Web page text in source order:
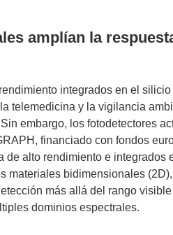
amplían la
integrados en el
telemedicina y la vigilancia
embargo, los fotodetectores
financiado con fondos
de alto rendimiento e integrados
materiales bidimensionales
más allá del rango
dominios espectrales.